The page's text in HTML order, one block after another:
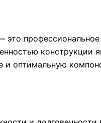
это
конструкции
и оптимальную